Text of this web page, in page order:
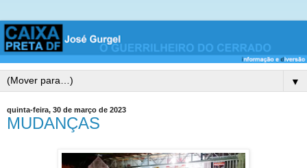
▼
quinta-feira, 30 de março de 2023
MUDANÇAS